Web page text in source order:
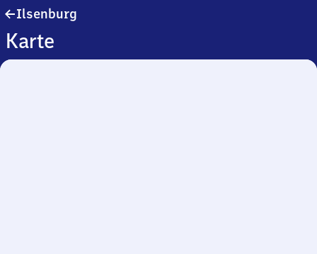
Ilsenburg
Karte